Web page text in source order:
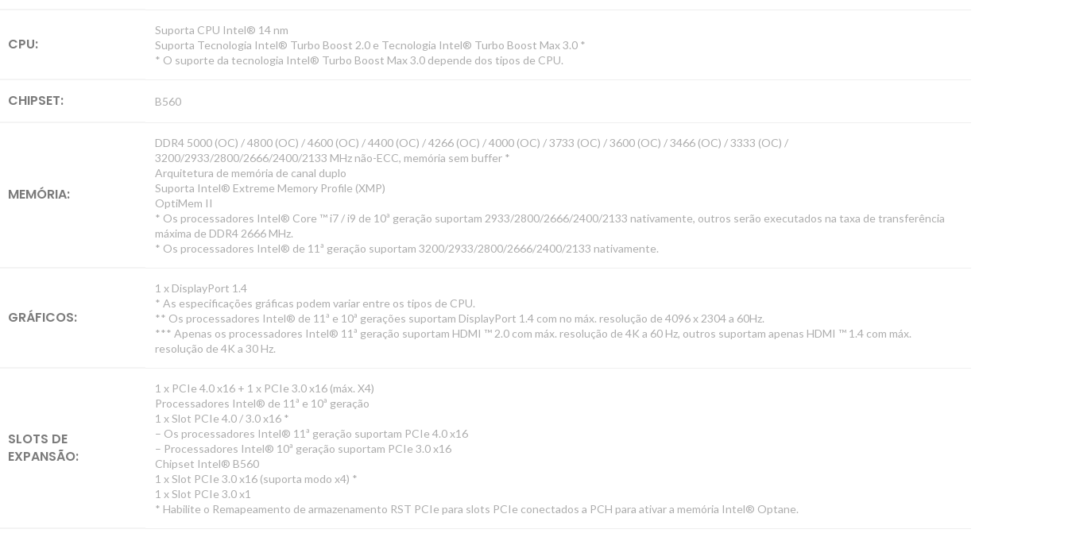
CPU:
Suporta CPU Intel® 14 nm
Suporta Tecnologia Intel® Turbo Boost 2.0 e Tecnologia Intel® Turbo Boost Max 3.0 *
* O suporte da tecnologia Intel® Turbo Boost Max 3.0 depende dos tipos de CPU.
CHIPSET: B560
MEMÓRIA:
DDR4 5000 (OC) / 4800 (OC) / 4600 (OC) / 4400 (OC) / 4266 (OC) / 4000 (OC) / 3733 (OC) / 3600 (OC) / 3466 (OC) / 3333 (OC) /
3200/2933/2800/2666/2400/2133 MHz não-ECC, memória sem buffer *
Arquitetura de memória de canal duplo
Suporta Intel® Extreme Memory Profile (XMP)
OptiMem II
* Os processadores Intel® Core ™ i7 / i9 de 10ª geração suportam 2933/2800/2666/2400/2133 nativamente, outros serão executados na taxa de transferência
máxima de DDR4 2666 MHz.
* Os processadores Intel® de 11ª geração suportam 3200/2933/2800/2666/2400/2133 nativamente.
GRÁFICOS:
1 x DisplayPort 1.4
* As especificações gráficas podem variar entre os tipos de CPU.
** Os processadores Intel® de 11ª e 10ª gerações suportam DisplayPort 1.4 com no máx. resolução de 4096 x 2304 a 60Hz.
*** Apenas os processadores Intel® 11ª geração suportam HDMI ™ 2.0 com máx. resolução de 4K a 60 Hz, outros suportam apenas HDMI ™ 1.4 com máx.
resolução de 4K a 30 Hz.
SLOTS DE
EXPANSÃO:
1 x PCIe 4.0 x16 + 1 x PCIe 3.0 x16 (máx. X4)
Processadores Intel® de 11ª e 10ª geração
1 x Slot PCIe 4.0 / 3.0 x16 *
– Os processadores Intel® 11ª geração suportam PCIe 4.0 x16
– Processadores Intel® 10ª geração suportam PCIe 3.0 x16
Chipset Intel® B560
1 x Slot PCIe 3.0 x16 (suporta modo x4) *
1 x Slot PCIe 3.0 x1
* Habilite o Remapeamento de armazenamento RST PCIe para slots PCIe conectados a PCH para ativar a memória Intel® Optane.